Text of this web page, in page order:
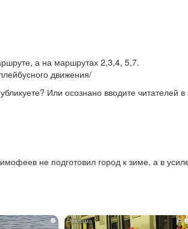
а на маршрутах 2,3,4, 5,7.
движения/
Или осознано вводите читателей
не подготовил город к зиме, а в
i i